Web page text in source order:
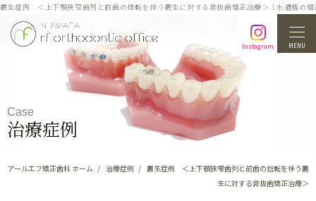
叢生症例 ＜上下顎狭窄歯列と前歯の捻転を伴う叢生に対する非抜歯矯正治療＞｜水道橋の
Instagram MENU
Case
治療症例
アールエフ矯正歯科 ホーム 治療症例
叢生症例 ＜上下顎狭窄歯列と前歯の捻転を伴う叢
生に対する非抜歯矯正治療＞